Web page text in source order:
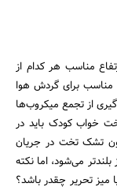
مناسب هر کدام از
مناسب برای گردش هوا
از تجمع میکروب‌ها
خواب کودک باید در
تشک تخت در جریان
می‌شود، اما نکته
میز تحریر چقدر باشد؟